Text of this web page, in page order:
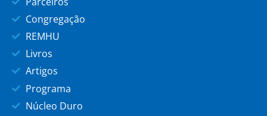
Congregação
REMHU
Livros
Artigos
Programa
Núcleo Duro